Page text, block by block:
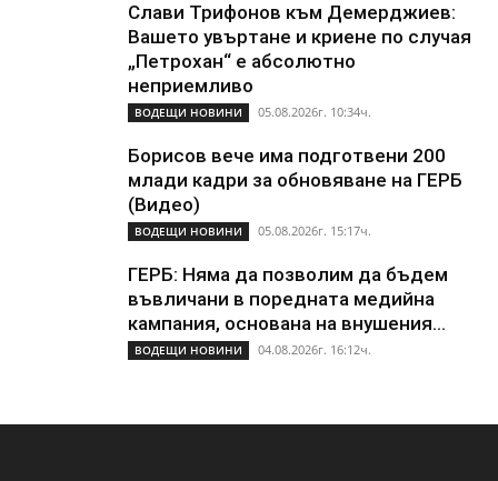
Слави Трифонов към Демерджиев:
Вашето увъртане и криене по случая
„Петрохан“ е абсолютно
неприемливо
ВОДЕЩИ НОВИНИ 05.08.2026г. 10:34ч.
Борисов вече има подготвени 200
млади кадри за обновяване на ГЕРБ
(Видео)
ВОДЕЩИ НОВИНИ 05.08.2026г. 15:17ч.
ГЕРБ: Няма да позволим да бъдем
въвличани в поредната медийна
кампания, основана на внушения...
ВОДЕЩИ НОВИНИ 04.08.2026г. 16:12ч.